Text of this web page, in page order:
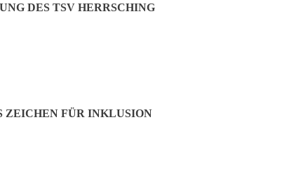
DES TSV HERRSCHING
ZEICHEN FÜR INKLUSION